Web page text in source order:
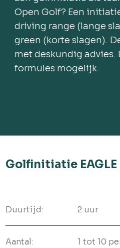
Open Golf? Een
driving range (lange
green (korte slagen).
met deskundig advies.
formules mogelijk.
Golfinitiatie EAGLE
Duurtijd: 2 uur
Aantal: 1 tot 10